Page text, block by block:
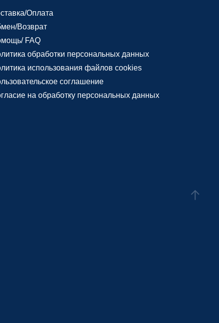
Оплата
Возврат
FAQ
обработки персональных данных
использования файлов cookies
соглашение
на обработку персональных данных